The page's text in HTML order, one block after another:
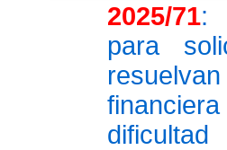
2025/71:
para
dificultad